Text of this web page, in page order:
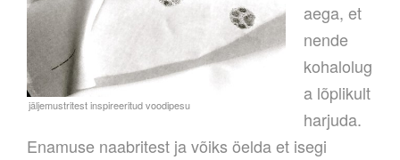
aega, et
nende
kohalolug
a lõplikult
harjuda.
Enamuse naabritest ja võiks öelda et isegi